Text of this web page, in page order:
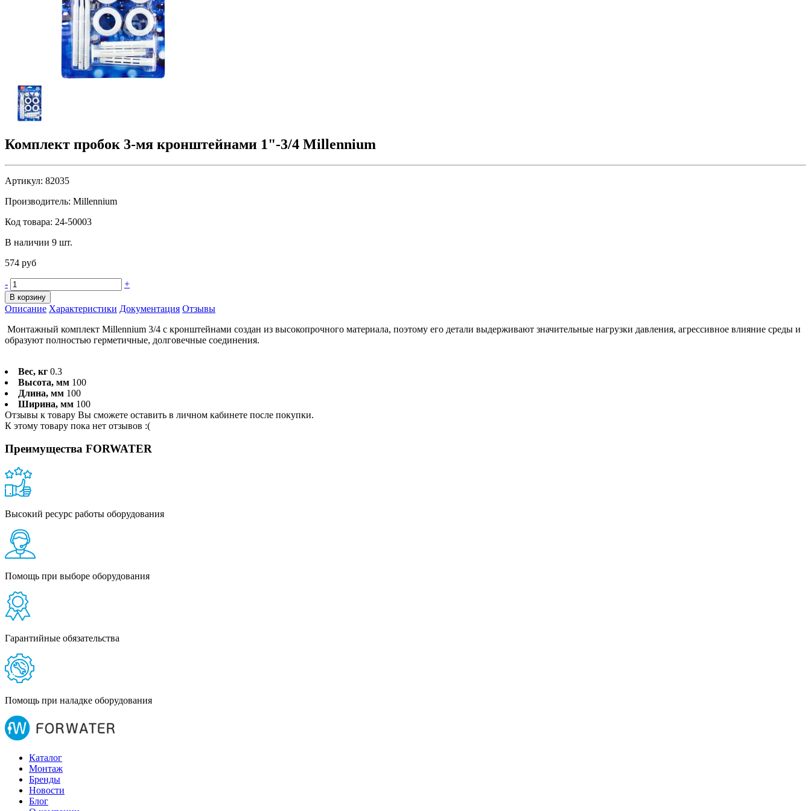
Комплект пробок 3-мя кронштейнами 1"-3/4 Millennium
Артикул: 82035
Производитель: Millennium
Код товара: 24-50003
В наличии 9 шт.
574 руб
- +
В корзину
Описание Характеристики Документация Отзывы
Монтажный комплект Millennium 3/4 с кронштейнами создан из высокопрочного материала, поэтому его детали выдерживают значительные нагрузки давления, агрессивное влияние среды и
образуют полностью герметичные, долговечные соединения.
Вес, кг 0.3
Высота, мм 100
Длина, мм 100
Ширина, мм 100
Отзывы к товару Вы сможете оставить в личном кабинете после покупки.
К этому товару пока нет отзывов :(
Преимущества FORWATER
Высокий ресурс работы оборудования
Помощь при выборе оборудования
Гарантийные обязательства
Помощь при наладке оборудования
Каталог
Монтаж
Бренды
Новости
Блог